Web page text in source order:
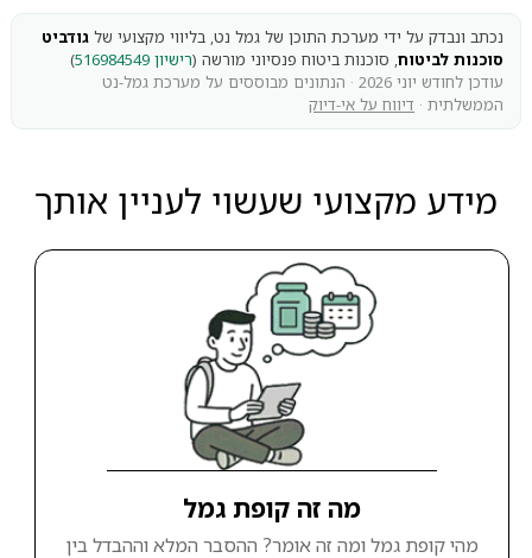
נכתב ונבדק על ידי מערכת התוכן של גמל נט, בליווי מקצועי של גודביט
סוכנות לביטוח, סוכנות ביטוח פנסיוני מורשה (רישיון 516984549
)
עודכן לחודש יוני 2026 · הנתונים מבוססים על מערכת גמל-נט
הממשלתית · דיווח על אי-דיוק
מידע מקצועי שעשוי לעניין אותך
מה זה קופת גמל
מהי קופת גמל ומה זה אומר? ההסבר המלא וההבדל בין